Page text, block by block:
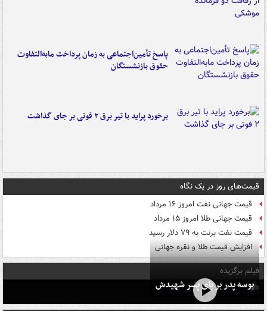
پاسخ تأمین‌اجتماعی به زمان پرداخت مابه‌التفاوت
حقوق بازنشستگان
برخورد پراید با تیر برق ۲ فوتی بر جای گذاشت
قیمت‌های روز در یک نگاه
قیمت جهانی نفت امروز ۱۶ مرداد
قیمت جهانی طلا امروز ۱۵ مرداد
قیمت نفت برنت به ۷۹ دلار رسید
افزایش قیمت طلا و نقره جهانی
فیلم برگزیده
بوسه‌ پدر بر پای پسر شهیدش